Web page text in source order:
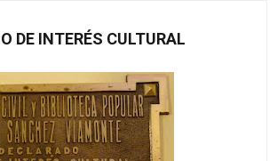
DE INTERÉS CULTURAL